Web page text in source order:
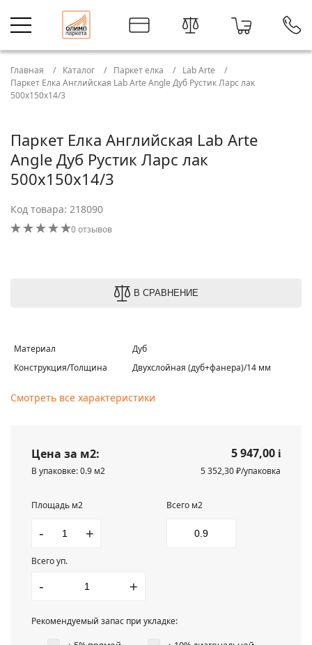
Главная Каталог Паркет елка
Lab Arte
Паркет Елка Английская Lab Arte Angle Дуб Рустик Ларс лак
500х150х14/3
Паркет Елка Английская Lab Arte
Angle Дуб Рустик Ларс лак
500х150х14/3
Код товара: 218090
0 отзывов
В СРАВНЕНИЕ
Материал
Дуб
Конструкция/Толщина
Двухслойная (дуб+фанера)/14 мм
Смотреть все характеристики
Цена за м2: 5 947,00 i
В упаковке: 0.9 м2
5 352,30 ₽/упаковка
Площадь м2
- +
Всего м2
Всего уп.
- +
Рекомендуемый запас при укладке: